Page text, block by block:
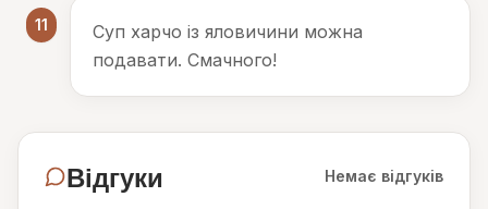
11
Суп харчо із яловичини можна
подавати. Смачного!
Відгуки Немає відгуків